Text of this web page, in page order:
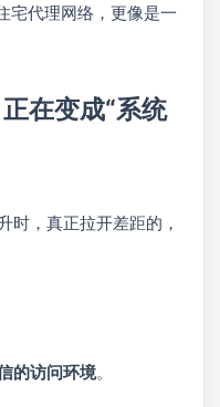
宅代理网络，更像是一
在变成“系统
时，真正拉开差距的，
的访问环境。